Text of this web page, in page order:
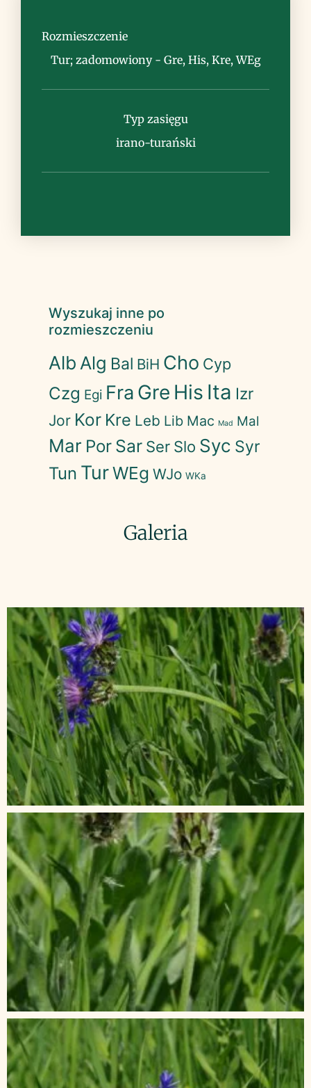
Uwagi
Rozmieszczenie
Tur; zadomowiony - Gre, His, Kre, WEg
Typ zasięgu
irano-turański
Wyszukaj inne po
rozmieszczeniu
Alb Alg Bal BiH Cho Cyp
Czg Egi Fra Gre His Ita Izr
Jor Kor Kre Leb Lib Mac Mad Mal
Mar Por Sar Ser Slo Syc Syr
Tun TurWEg WJo WKa
Galeria